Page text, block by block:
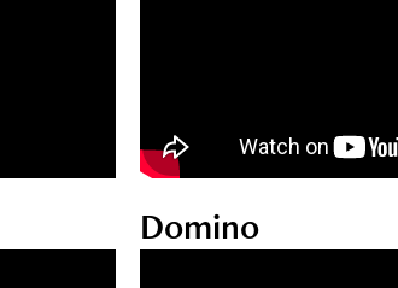
Domino